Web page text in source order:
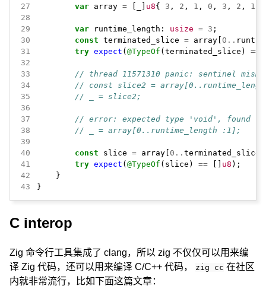
27
var array = u8{ 3 , 2 , 1 , 0 , 3 , 2 , 1
28
29
var runtime_length: usize = 3 ;
30
const terminated_slice = array[ 0 ..
31
try expect ( @TypeOf (terminated_slice) ==
32
33
// thread 11571310 panic: sentinel
34
// const slice2 =
35
// _ = slice2;
36
37
// error: expected type 'void', found
38
// _ = array[0..runtime_length :1];
39
40
const slice = array[ 0 ..
41
try expect ( @TypeOf (slice) == u8 );
42
}
43
}
C interop
Zig 命令行工具集成了 clang，所以 zig 不仅仅可以用来编
译 Zig 代码，还可以用来编译 C/C++ 代码，
zig cc 在社区
内就非常流行，比如下面这篇文章：